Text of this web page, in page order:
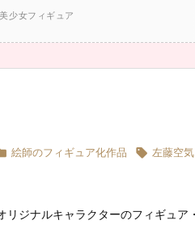
美少女フィギュア
絵師のフィギュア化作品  左藤空気
リジナルキャラクターのフィギュア